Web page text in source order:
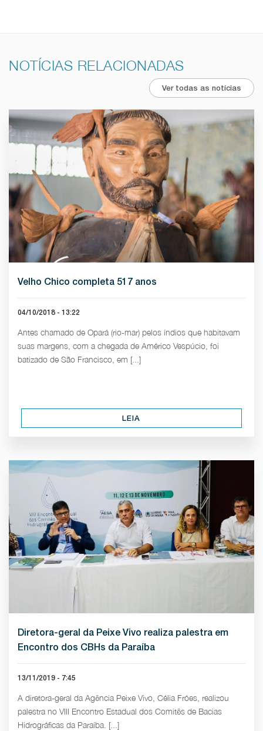
NOTÍCIAS RELACIONADAS
Ver todas as notícias
Velho Chico completa 517 anos
04/10/2018 - 13:22
Antes chamado de Opará (rio-mar) pelos índios que habitavam
suas margens, com a chegada de Américo Vespúcio, foi
batizado de São Francisco, em [...]
LEIA
Diretora-geral da Peixe Vivo realiza palestra em
Encontro dos CBHs da Paraíba
13/11/2019 - 7:45
A diretora-geral da Agência Peixe Vivo, Célia Fróes, realizou
palestra no VIII Encontro Estadual dos Comitês de Bacias
Hidrográficas da Paraíba. [...]